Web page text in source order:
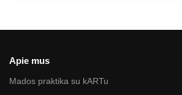
Apie mus
Mados praktika su kARTu